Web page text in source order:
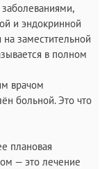
и эндокринной
заместительной
в полном
врачом
больной. Это что
плановая
— это лечение